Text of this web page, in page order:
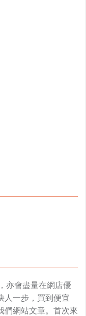
亦會盡量在網店優
人一步，買到便宜
們網站文章。首次來